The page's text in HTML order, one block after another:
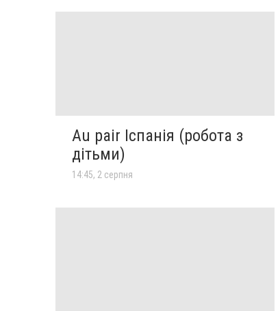
Au pair Іспанія (робота з
дітьми)
14:45, 2 серпня